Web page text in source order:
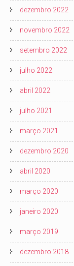
dezembro 2022
novembro 2022
setembro 2022
julho 2022
abril 2022
julho 2021
março 2021
dezembro 2020
abril 2020
março 2020
janeiro 2020
março 2019
dezembro 2018